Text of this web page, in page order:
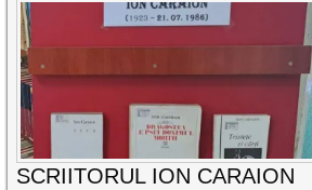
SCRIITORUL ION CARAION